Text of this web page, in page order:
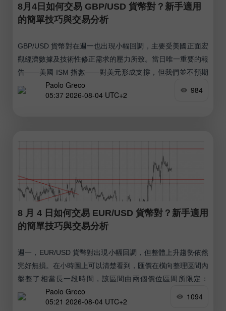
8月4日如何交易 GBP/USD 貨幣對？新手適用
的簡單技巧與交易分析
GBP/USD 貨幣對在週一也出現小幅回調，主要受美國正面宏
觀經濟數據及技術性修正需求的壓力所致。當日唯一重要的報
告——美國 ISM 指數——對美元形成支撐，但我們並不預期
該貨幣對會出現強勁且持續的下跌走勢。
Paolo Greco
05:37 2026-08-04 UTC+2
984
8 月 4 日如何交易 EUR/USD 貨幣對？新手適用
的簡單技巧與交易分析
週一，EUR/USD 貨幣對出現小幅回調，但整體上升趨勢依然
完好無損。在小時圖上可以清楚看到，匯價在橫向整理區間內
盤整了相當長一段時間，該區間由兩個價位區間所限定：
1.1366–1.1377 與 1.1461–1.1474。
Paolo Greco
05:21 2026-08-04 UTC+2
1094